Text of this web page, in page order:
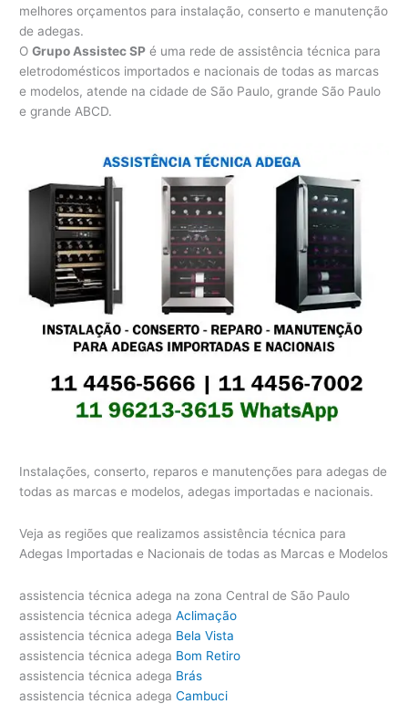
melhores orçamentos para instalação, conserto e manutenção
de adegas.
OGrupo Assistec SP é uma rede de assistência técnica para
eletrodomésticos importados e nacionais de todas as marcas
e modelos, atende na cidade de São Paulo, grande São Paulo
e grande ABCD.
Instalações, conserto, reparos e manutenções para adegas de
todas as marcas e modelos, adegas importadas e nacionais.
Veja as regiões que realizamos assistência técnica para
Adegas Importadas e Nacionais de todas as Marcas e Modelos
assistencia técnica adega na zona Central de São Paulo
assistencia técnica adega Aclimação
assistencia técnica adega Bela Vista
assistencia técnica adega Bom Retiro
assistencia técnica adega Brás
assistencia técnica adega Cambuci